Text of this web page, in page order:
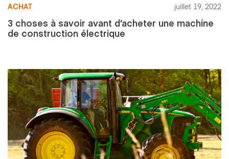
ACHAT juillet 19, 2022
3 choses à savoir avant d’acheter une machine
de construction électrique